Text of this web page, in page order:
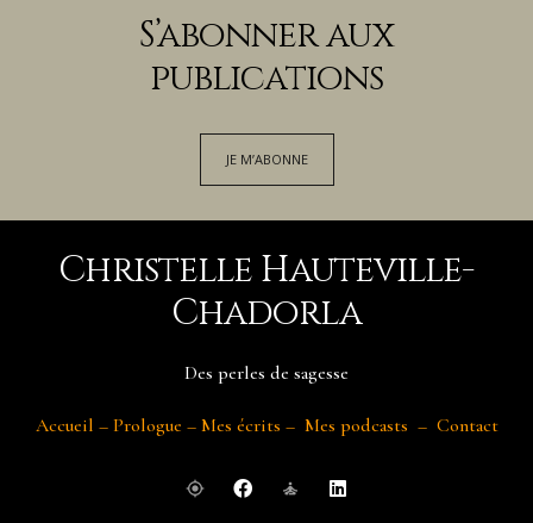
S’abonner aux
publications
JE M’ABONNE
Christelle Hauteville-
Chadorla
Des perles de sagesse
Accueil – Prologue – Mes écrits – Mes podcasts – Contact
my_location self_improvement